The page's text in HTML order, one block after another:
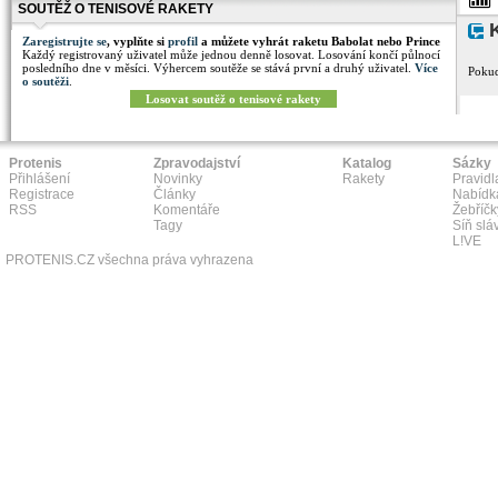
SOUTĚŽ O TENISOVÉ RAKETY
Zaregistrujte se, vyplňte si profil a můžete vyhrát raketu Babolat nebo Prince
Každý registrovaný uživatel může jednou denně losovat. Losování končí půlnocí
posledního dne v měsíci. Výhercem soutěže se stává první a druhý uživatel. Více
o soutěži
Losovat soutěž o tenisové rakety
Protenis
Přihlášení
Registrace
RSS
Zpravodajství
Novinky
Články
Komentáře
Tagy
Katalog
Rakety
Sázky
Síň
L!VE
PROTENIS.CZ všechna práva vyhrazena